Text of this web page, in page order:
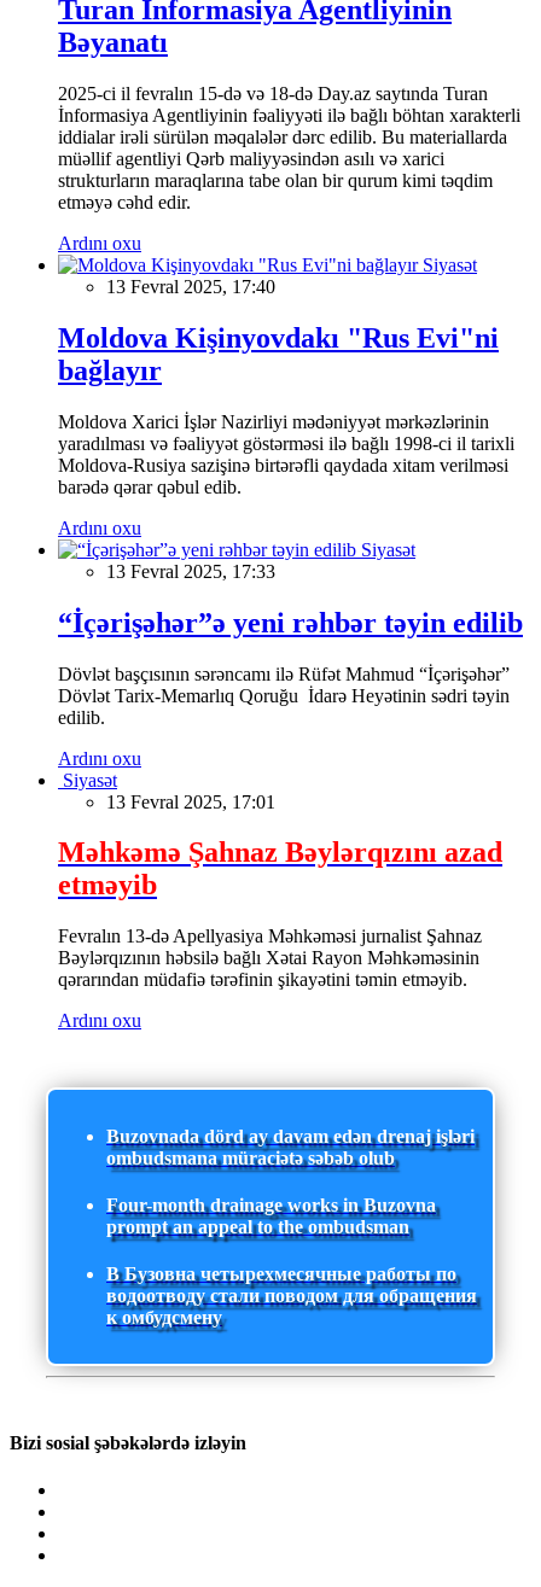
Turan İnformasiya Agentliyinin
Bəyanatı
2025-ci il fevralın 15-də və 18-də Day.az saytında Turan
İnformasiya Agentliyinin fəaliyyəti ilə bağlı böhtan xarakterli
iddialar irəli sürülən məqalələr dərc edilib. Bu materiallarda
müəllif agentliyi Qərb maliyyəsindən asılı və xarici
strukturların maraqlarına tabe olan bir qurum kimi təqdim
etməyə cəhd edir.
Ardını oxu
Siyasət
13 Fevral 2025, 17:40
Moldova Kişinyovdakı "Rus Evi"ni
bağlayır
Moldova Xarici İşlər Nazirliyi mədəniyyət mərkəzlərinin
yaradılması və fəaliyyət göstərməsi ilə bağlı 1998-ci il tarixli
Moldova-Rusiya sazişinə birtərəfli qaydada xitam verilməsi
barədə qərar qəbul edib.
Ardını oxu
Siyasət
13 Fevral 2025, 17:33
“İçərişəhər”ə yeni rəhbər təyin edilib
Dövlət başçısının sərəncamı ilə Rüfət Mahmud “İçərişəhər”
Dövlət Tarix-Memarlıq Qoruğu İdarə Heyətinin sədri təyin
edilib.
Ardını oxu
Siyasət
13 Fevral 2025, 17:01
Məhkəmə Şahnaz Bəylərqızını azad
etməyib
Fevralın 13-də Apellyasiya Məhkəməsi jurnalist Şahnaz
Bəylərqızının həbsilə bağlı Xətai Rayon Məhkəməsinin
qərarından müdafiə tərəfinin şikayətini təmin etməyib.
Ardını oxu
Buzovnada dörd ay davam edən drenaj işləri
ombudsmana müraciətə səbəb olub
Four-month drainage works in Buzovna
prompt an appeal to the ombudsman
В Бузовна четырехмесячные работы по
водоотводу стали поводом для обращения
к омбудсмену
Bizi sosial şəbəkələrdə izləyin